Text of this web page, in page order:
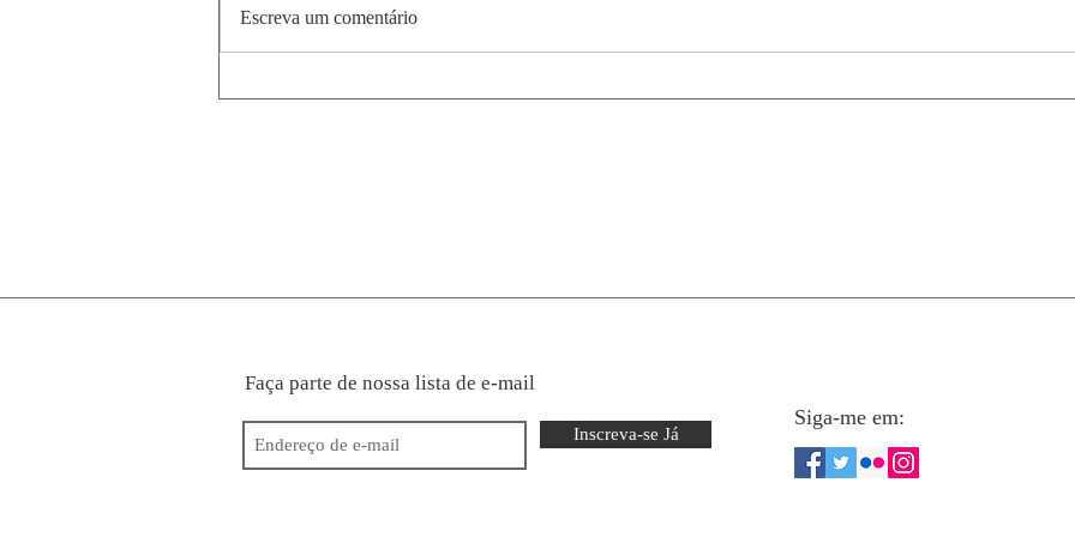
Escreva um comentário
Faça parte de nossa lista de e-mail
Inscreva-se Já
Siga-me em: